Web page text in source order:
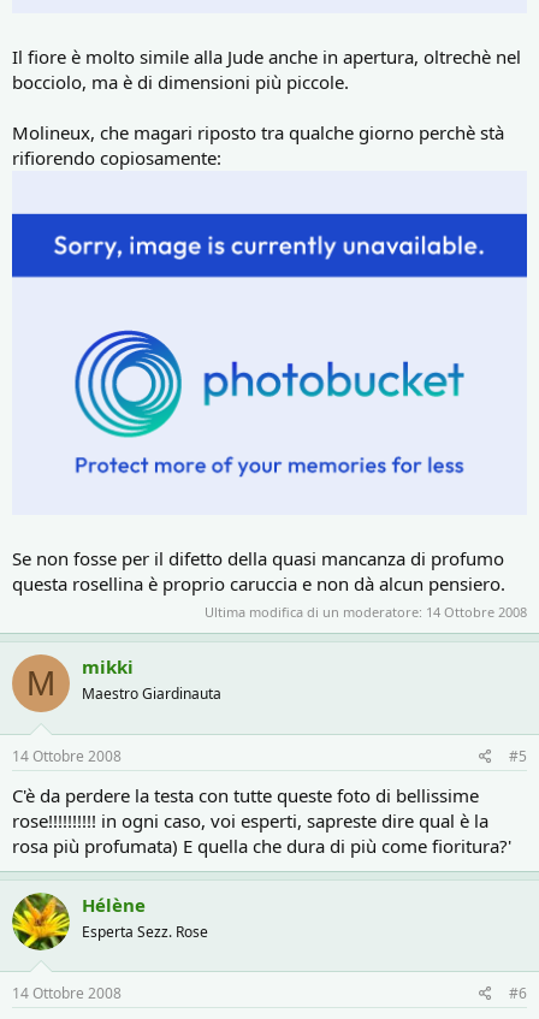
Il fiore è molto simile alla Jude anche in apertura, oltrechè nel
bocciolo, ma è di dimensioni più piccole.
Molineux, che magari riposto tra qualche giorno perchè stà
rifiorendo copiosamente:
Se non fosse per il difetto della quasi mancanza di profumo
questa rosellina è proprio caruccia e non dà alcun pensiero.
Ultima modifica di un moderatore: 14 Ottobre 2008
M mikki
Maestro Giardinauta
14 Ottobre 2008 #5
C'è da perdere la testa con tutte queste foto di bellissime
rose!!!!!!!!!! in ogni caso, voi esperti, sapreste dire qual è la
rosa più profumata) E quella che dura di più come fioritura?'
Hélène
Esperta Sezz. Rose
14 Ottobre 2008 #6